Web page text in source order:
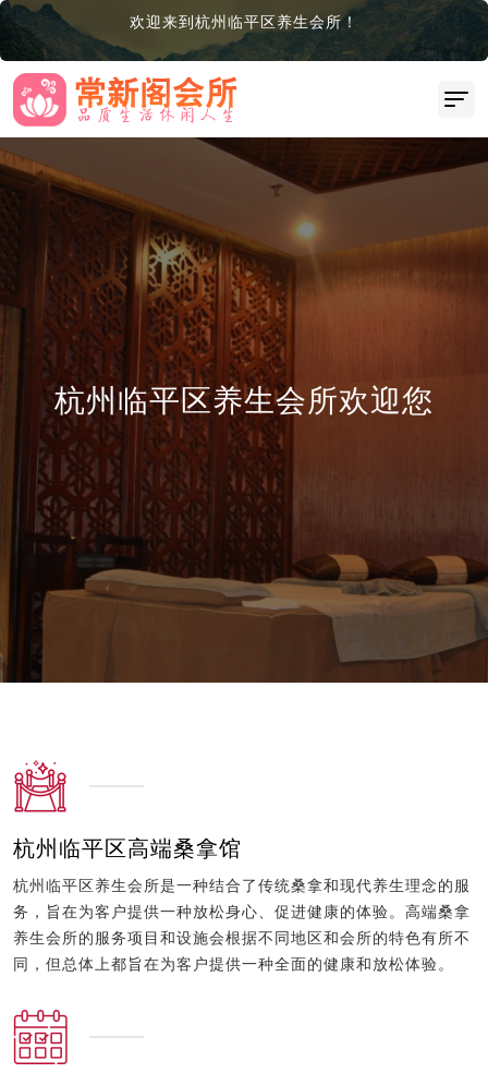
欢迎来到杭州临平区养生会所！
杭州临平区养生会所欢迎您
杭州临平区高端桑拿馆
杭州临平区养生会所是一种结合了传统桑拿和现代养生理念的服
务，旨在为客户提供一种放松身心、促进健康的体验。高端桑拿
养生会所的服务项目和设施会根据不同地区和会所的特色有所不
同，但总体上都旨在为客户提供一种全面的健康和放松体验。